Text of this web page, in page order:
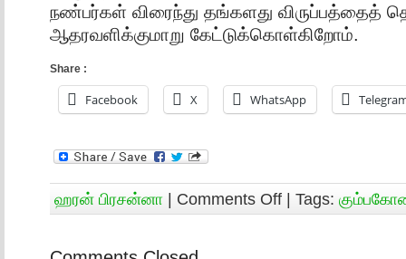
நண்பர்கள் விரைந்து தங்களது விருப்பத்தைத்
ஆதரவளிக்குமாறு கேட்டுக்கொள்கிறோம்.
Share :
Facebook X WhatsApp
ஹரன் பிரசன்னா | Comments Off | Tags: